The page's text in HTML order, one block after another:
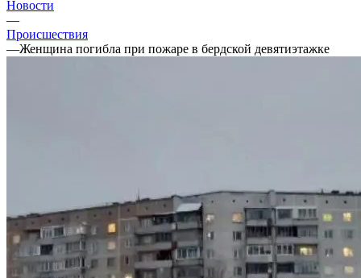
Новости
—
Происшествия
—Женщина погибла при пожаре в бердской девятиэтажке